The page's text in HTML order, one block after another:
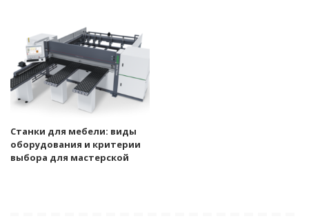
Станки для мебели: виды
оборудования и критерии
выбора для мастерской